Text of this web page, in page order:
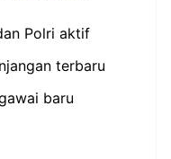
Polri aktif
terbaru
baru